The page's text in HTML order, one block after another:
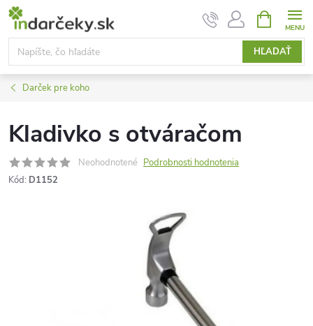
Prejsť
obsah
HĽADAŤ
KOŠÍK
Darček pre koho
Kladivko s otváračom
Neohodnotené Podrobnosti hodnotenia
Kód: D1152